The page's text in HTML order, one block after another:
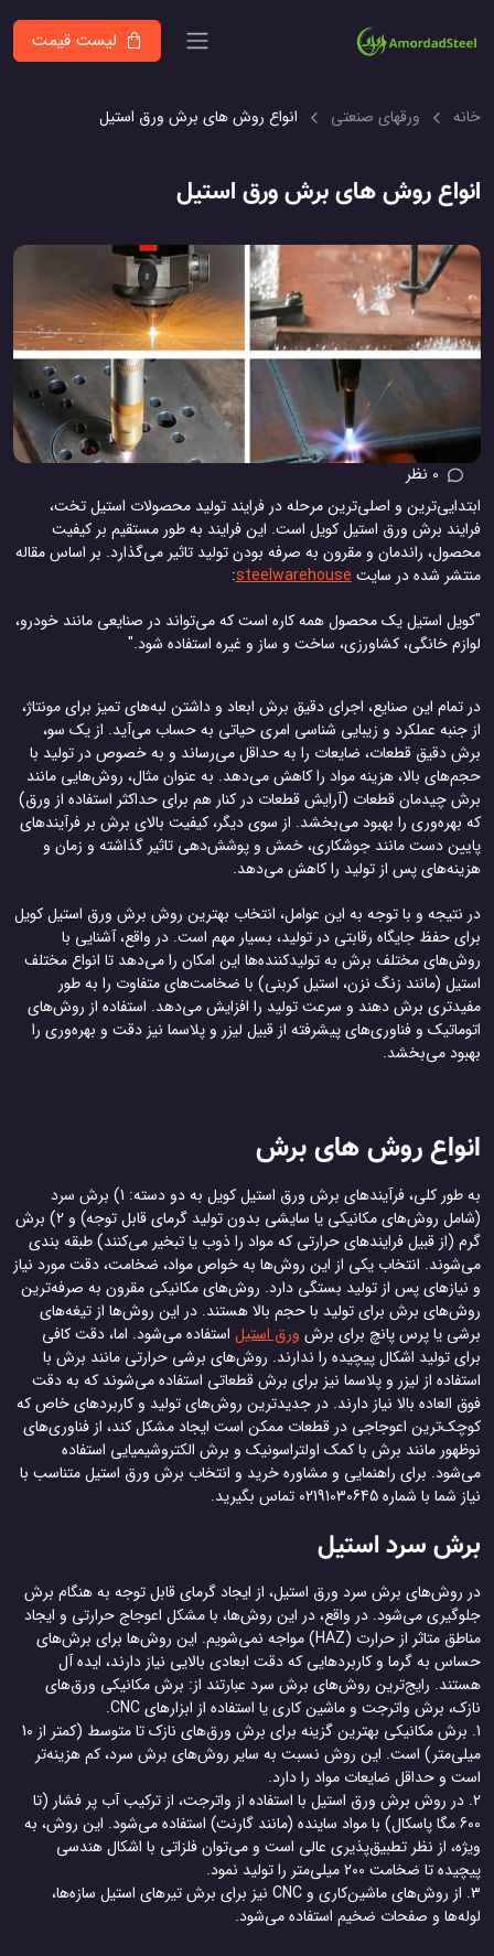
لیست قیمت
خانه ورقهای صنعتی انواع روش های برش ورق استیل
انواع روش های برش ورق استیل
0 نظر
ابتدایی‌ترین و اصلی‌ترین مرحله در فرایند تولید محصولات استیل تخت،
فرایند برش ورق استیل کویل است. این فرایند به طور مستقیم بر کیفیت
محصول، راندمان و مقرون به صرفه بودن تولید تاثیر می‌گذارد. بر اساس مقاله
منتشر شده در سایتsteelwarehouse
:
"کویل استیل یک محصول همه کاره است که می‌تواند در صنایعی مانند خودرو،
لوازم خانگی، کشاورزی، ساخت و ساز و غیره استفاده شود."
در تمام این صنایع، اجرای دقیق برش ابعاد و داشتن لبه‌های تمیز برای مونتاژ،
از جنبه عملکرد و زیبایی شناسی امری حیاتی به حساب می‌آید. از یک سو،
برش دقیق قطعات، ضایعات را به حداقل می‌رساند و به خصوص در تولید با
حجم‌های بالا، هزینه مواد را کاهش می‌دهد. به عنوان مثال، روش‌هایی مانند
برش چیدمان قطعات (آرایش قطعات در کنار هم برای حداکثر استفاده از ورق)
که بهره‌وری را بهبود می‌بخشد. از سوی دیگر، کیفیت بالای برش بر فرآیندهای
پایین دست مانند جوشکاری، خمش و پوشش‌دهی تاثیر گذاشته و زمان و
هزینه‌های پس از تولید را کاهش می‌دهد.
در نتیجه و با توجه به این عوامل، انتخاب بهترین روش برش ورق استیل کویل
برای حفظ جایگاه رقابتی در تولید، بسیار مهم است. در واقع، آشنایی با
روش‌های مختلف برش به تولیدکننده‌ها این امکان را می‌دهد تا انواع مختلف
استیل (مانند زنگ نزن، استیل کربنی) با ضخامت‌های متفاوت را به طور
مفیدتری برش دهند و سرعت تولید را افزایش می‌دهد. استفاده از روش‌های
اتوماتیک و فناوری‌های پیشرفته از قبیل لیزر و پلاسما نیز دقت و بهره‌وری را
بهبود می‌بخشد.
انواع روش های برش
به طور کلی، فرآیندهای برش ورق استیل کویل به دو دسته: 1) برش سرد
(شامل روش‌های مکانیکی یا سایشی بدون تولید گرمای قابل توجه) و 2) برش
گرم (از قبیل فرایندهای حرارتی که مواد را ذوب یا تبخیر می‌کنند) طبقه بندی
می‌شوند. انتخاب یکی از این روش‌ها به خواص مواد، ضخامت، دقت مورد نیاز
و نیازهای پس از تولید بستگی دارد. روش‌های مکانیکی مقرون به صرفه‌ترین
روش‌های برش برای تولید با حجم بالا هستند. در این روش‌ها از تیغه‌های
برشی یا پرس پانچ برای برش ورق‌ استیل استفاده می‌شود. اما، دقت کافی
برای تولید اشکال پیچیده را ندارند. روش‌های برشی حرارتی مانند برش با
استفاده از لیزر و پلاسما نیز برای برش قطعاتی استفاده می‌شوند که به دقت
فوق العاده بالا نیاز دارند. در جدیدترین روش‌های تولید و کاربردهای خاص که
کوچک‌ترین اعوجاجی در قطعات ممکن است ایجاد مشکل ‌کند، از فناوری‌های
نوظهور مانند برش با کمک اولتراسونیک و برش الکتروشیمیایی استفاده
می‌شود. برای راهنمایی و مشاوره خرید و انتخاب برش ورق استیل متناسب با
نیاز شما با شماره 02191030645 تماس بگیرید.
برش سرد استیل
در روش‌های برش سرد ورق استیل، از ایجاد گرمای قابل توجه به هنگام برش
جلوگیری می‌شود. در واقع، در این روش‌ها، با مشکل اعوجاج حرارتی و ایجاد
مناطق متاثر از حرارت (HAZ) مواجه نمی‌شویم. این روش‌ها برای برش‎‌های
حساس به گرما و کاربردهایی که دقت ابعادی بالایی نیاز دارند، ایده آل
هستند. رایج‌ترین روش‌های برش سرد عبارتند از: برش مکانیکی ورق‌های
نازک، برش واترجت و ماشین کاری یا استفاده از ابزارهای CNC.
1. برش مکانیکی بهترین گزینه برای برش ورق‌های نازک تا متوسط (کمتر از 10
میلی‌متر) است. این روش نسبت به سایر روش‌های برش سرد، کم هزینه‌تر
است و حداقل ضایعات مواد را دارد.
2. در روش برش ورق استیل با استفاده از واترجت، از ترکیب آب پر فشار (تا
600 مگا پاسکال) با مواد ساینده (مانند گارنت) استفاده می‌شود. این روش، به
ویژه، از نظر تطبیق‌پذیری عالی است و می‌توان فلزاتی با اشکال هندسی
پیچیده تا ضخامت 200 میلی‌متر را تولید نمود.
3. از روش‌های ماشین‌کاری و CNC نیز برای برش تیرهای استیل سازه‌ها،
لوله‌ها و صفحات ضخیم استفاده می‌شود.